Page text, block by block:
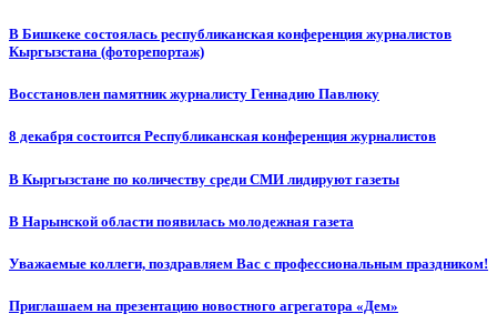
В Бишкеке состоялась республиканская конференция журналистов
Кыргызстана (фоторепортаж)
Восстановлен памятник журналисту Геннадию Павлюку
8 декабря состоится Республиканская конференция журналистов
В Кыргызстане по количеству среди СМИ лидируют газеты
В Нарынской области появилась молодежная газета
Уважаемые коллеги, поздравляем Вас с профессиональным праздником!
Приглашаем на презентацию новостного агрегатора «Дем»